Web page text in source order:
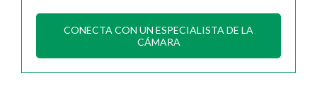
CONECTA CON UN ESPECIALISTA DE LA
CÁMARA